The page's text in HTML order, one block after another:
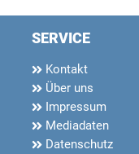
SERVICE
Kontakt
Über uns
Impressum
Mediadaten
Datenschutz